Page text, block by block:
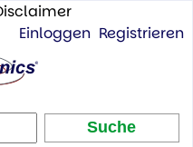
Einloggen Registrieren